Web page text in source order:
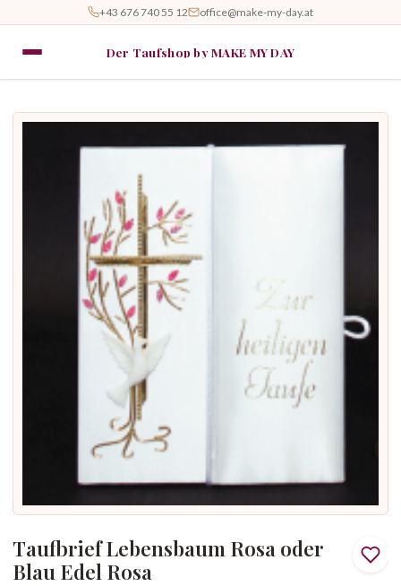
+43 676 740 55 12 office@make-my-day.at
Der Taufshop by MAKE MY DAY
Taufbrief Lebensbaum Rosa oder
Blau Edel Rosa